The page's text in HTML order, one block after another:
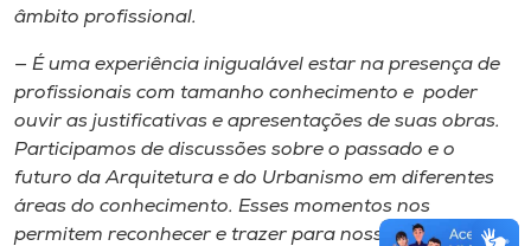
âmbito profissional​.
— É uma experiência inigualável estar na presença de
profissionais com tamanho conhecimento e poder
ouvir as justificativas e apresentações de suas obras.
Participamos de discussões sobre o passado e o
futuro da Arquitetura e do Urbanismo em diferentes
áreas do conhecimento. Esses momentos nos
permitem reconhecer e trazer para nossa realidade o